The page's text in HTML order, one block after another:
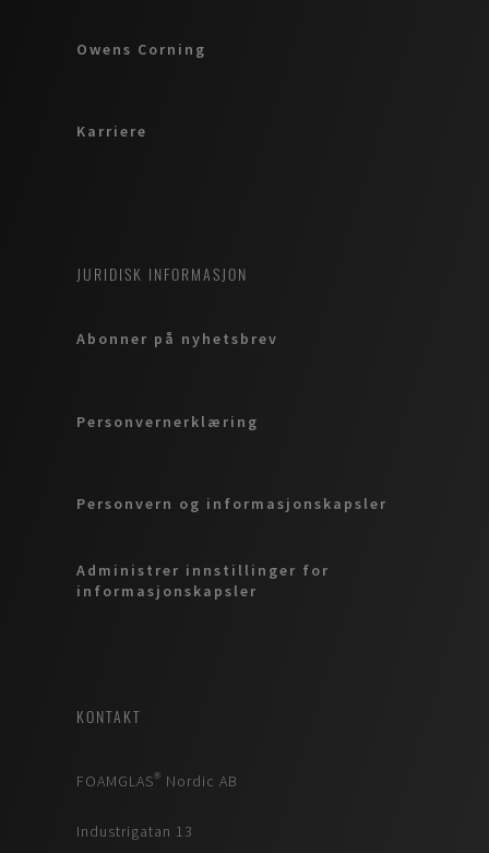
Owens Corning
Karriere
JURIDISK INFORMASJON
Abonner på nyhetsbrev
Personvernerklæring
Personvern og informasjonskapsler
Administrer innstillinger for
informasjonskapsler
KONTAKT
FOAMGLAS® Nordic AB
Industrigatan 13